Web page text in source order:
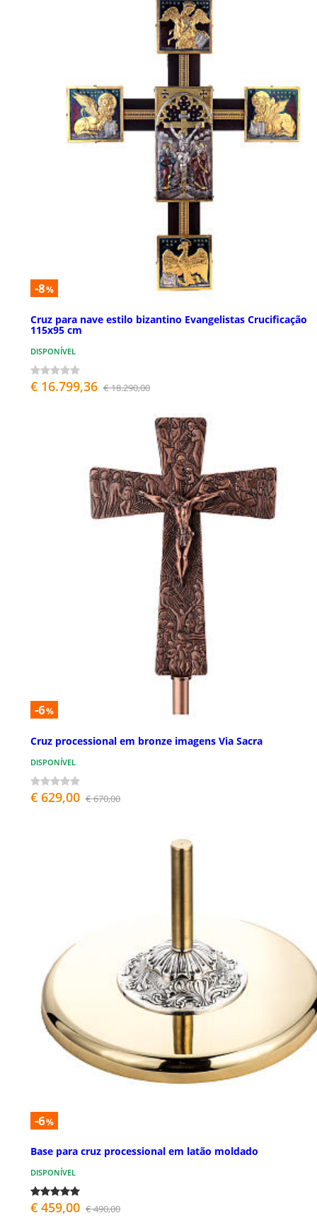
-8%
Cruz para nave estilo bizantino Evangelistas Crucificação
115x95 cm
DISPONÍVEL
€ 16.799,36 € 18.290,00
-6%
Cruz processional em bronze imagens Via Sacra
DISPONÍVEL
€ 629,00 € 670,00
-6%
Base para cruz processional em latão moldado
DISPONÍVEL
€ 459,00 € 490,00